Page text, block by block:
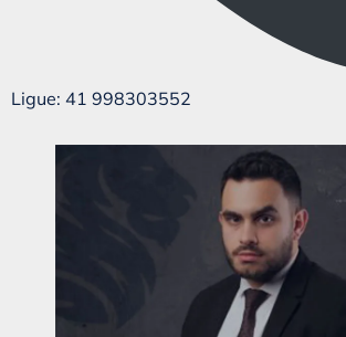
Ligue: 41 998303552